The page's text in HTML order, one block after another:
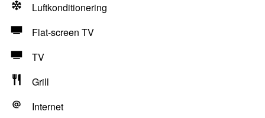
Luftkonditionering
Flat-screen TV
TV
Grill
Internet